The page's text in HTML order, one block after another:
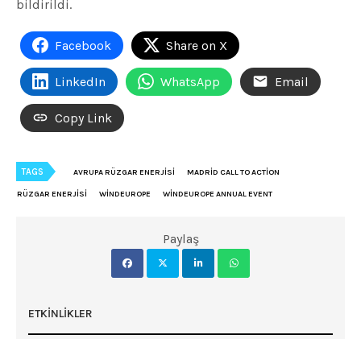
bildirildi.
Facebook Share on X
LinkedIn WhatsApp Email
Copy Link
TAGS AVRUPA RÜZGAR ENERJISI MADRID CALL TO ACTION
RÜZGAR ENERJISI WINDEUROPE WINDEUROPE ANNUAL EVENT
Paylaş
ETKINLIKLER